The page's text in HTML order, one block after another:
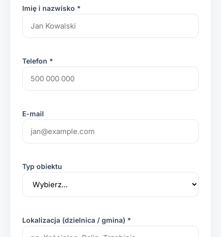
Imię i nazwisko *
Telefon *
E-mail
Typ obiektu
Lokalizacja (dzielnica / gmina) *